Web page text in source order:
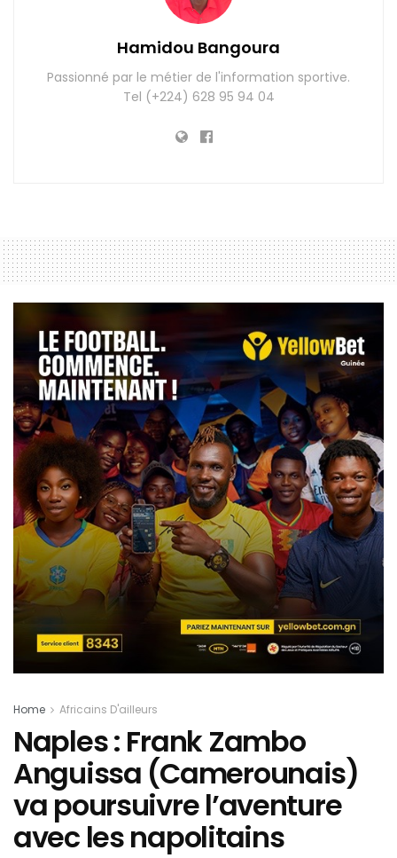
Hamidou Bangoura
Passionné par le métier de l'information sportive.
Tel (+224) 628 95 94 04
Home Africains D'ailleurs
Naples : Frank Zambo
Anguissa (Camerounais)
va poursuivre l’aventure
avec les napolitains